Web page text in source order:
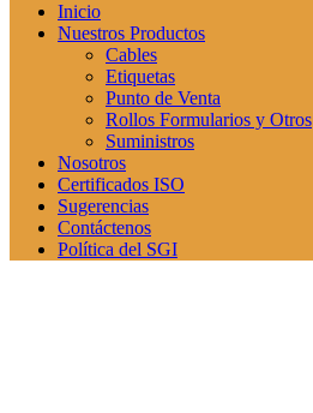
Inicio
Nuestros Productos
Cables
Etiquetas
Punto de Venta
Rollos Formularios y Otros
Suministros
Nosotros
Certificados ISO
Sugerencias
Contáctenos
Política del SGI